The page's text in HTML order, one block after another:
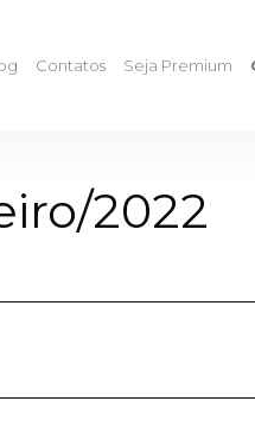
Contatos Seja Premium
2022